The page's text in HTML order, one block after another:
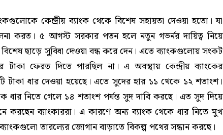
কেন্দ্রীয় ব্যাংক থেকে বিশেষ সহায়তা দেওয়া হতো। যা
করত। ৫ আগস্ট সরকার পতন হলে নতুন গভর্নর দায়িত্ব নিয়ে
ছাড়ে সুবিধা দেওয়া বন্ধ করে দেন। এতে ব্যাংকগুলোয় সংকট
ফেরত দিতে পারছিল না। এ অবস্থায় কেন্দ্রীয় ব্যাংকের
টাকা ধার দেওয়া হয়েছে। এতে সুদের হার ১১ থেকে ১২ শতাংশ।
ধার নিতে গেলে ১৪ শতাংশ পর্যন্ত সুদ দাবি করছে। এত সুদ দিয়ে
করছেন ব্যাংকাররা। এ কারণে অন্য ব্যাংক থেকে ধার নিতে মুখ
তারল্যের জোগান বাড়াতে বিকল্প পথের সন্ধান করছে।